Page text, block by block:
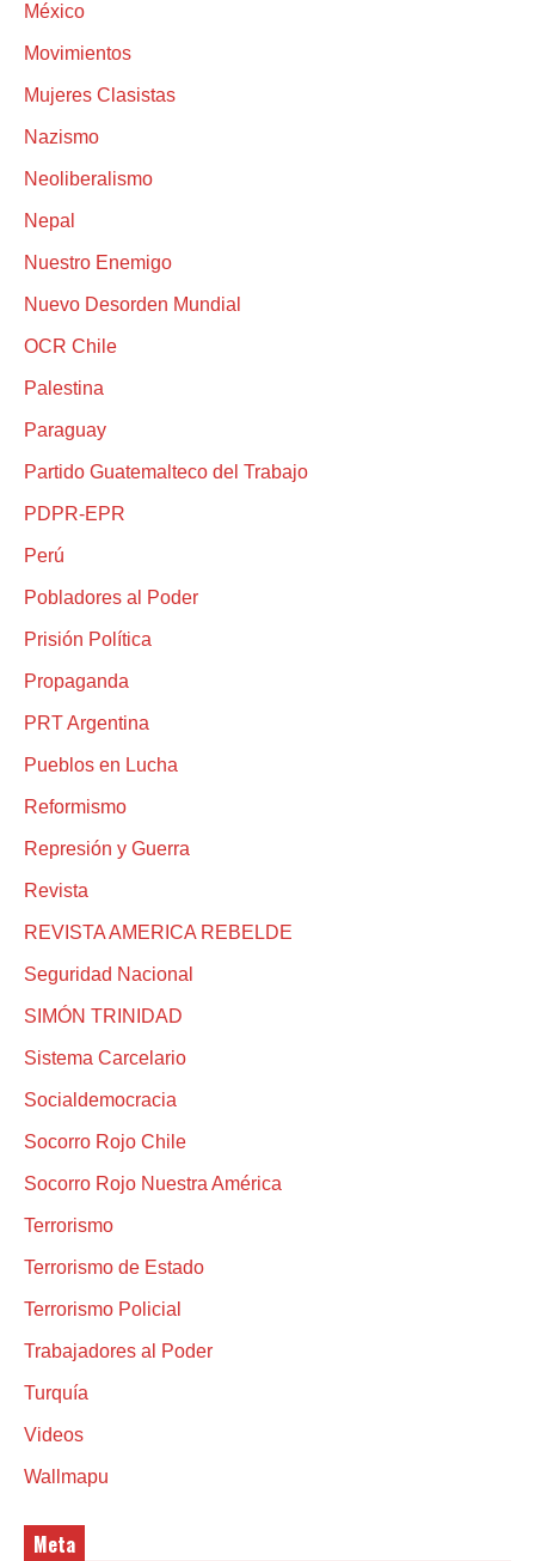
México
Movimientos
Mujeres Clasistas
Nazismo
Neoliberalismo
Nepal
Nuestro Enemigo
Nuevo Desorden Mundial
OCR Chile
Palestina
Paraguay
Partido Guatemalteco del Trabajo
PDPR-EPR
Perú
Pobladores al Poder
Prisión Política
Propaganda
PRT Argentina
Pueblos en Lucha
Reformismo
Represión y Guerra
Revista
REVISTA AMERICA REBELDE
Seguridad Nacional
SIMÓN TRINIDAD
Sistema Carcelario
Socialdemocracia
Socorro Rojo Chile
Socorro Rojo Nuestra América
Terrorismo
Terrorismo de Estado
Terrorismo Policial
Trabajadores al Poder
Turquía
Videos
Wallmapu
Meta